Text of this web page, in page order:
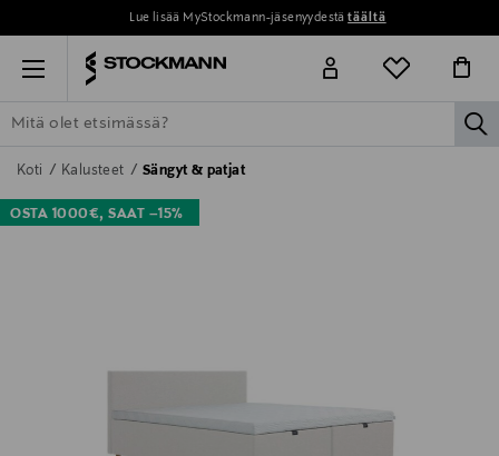
Lue lisää MyStockmann-jäsenyydestätäältä
Menu
ETSI KAIKKI NAISET MIEHET
Koti Kalusteet Sängyt & patjat
OSTA 1000€, SAAT –15%